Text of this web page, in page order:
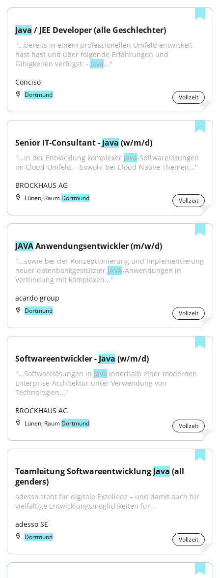
Java / JEE Developer (alle Geschlechter)
"...bereits in einem professionellen Umfeld entwickelt
hast hast und über folgende Erfahrungen und
Fähigkeiten verfügst: - Java..."
Conciso
Dortmund Vollzeit
Senior IT-Consultant - Java (w/m/d)
"...in der Entwicklung komplexer Java-Softwarelösungen
im Cloud-Umfeld. - Sowohl bei Cloud-Native Themen..."
BROCKHAUS AG
Lünen, Raum Dortmund Vollzeit
JAVA Anwendungsentwickler (m/w/d)
"...sowie bei der Konzeptionierung und Implementierung
neuer datenbankgestützter JAVA-Anwendungen in
Verbindung mit komplexen..."
acardo group
Dortmund Vollzeit
Softwareentwickler - Java (w/m/d)
"...Softwarelösungen in Java innerhalb einer modernen
Enterprise-Architektur unter Verwendung von
Technologien..."
BROCKHAUS AG
Lünen, Raum Dortmund Vollzeit
Teamleitung Softwareentwicklung Java (all
genders)
adesso steht für digitale Exzellenz – und damit auch für
vielfältige Entwicklungsmöglichkeiten für...
adesso SE
Dortmund Vollzeit